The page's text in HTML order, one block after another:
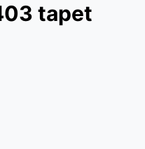
tapet